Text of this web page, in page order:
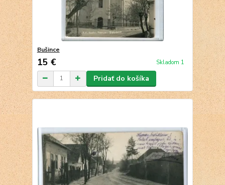
Bušince
15 € Skladom 1
Pridať do košíka